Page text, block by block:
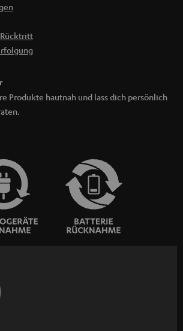
Produkte hautnah und lass dich persönlich